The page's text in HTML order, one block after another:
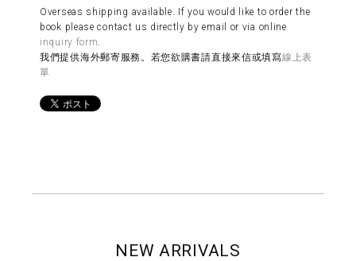
Overseas shipping available. If you would like to order the
book please contact us directly by email or via online
inquiry form
我們提供海外郵寄服務。若您欲購書請直接來信或填寫線上表
單
NEW ARRIVALS